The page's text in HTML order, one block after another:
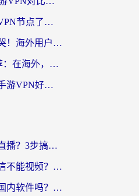
别再苦苦寻找免费VPN节点了，这才是海外访问国内资源的正确姿势
别再被地区限制卡哭！海外用户vpn中国下载全攻略，无缝刷剧办公社交
App Store VPN 推荐：在海外，如何找回那扇回家的“任意门”？
海外党实测：雷神手游VPN好用吗？和闪电VPN对比哪个回国效果更好？附小众工具深度测评
咪咕在海外怎么看直播？3步搞定地域限制，还能畅看腾讯视频与国内热剧
迪拜网络为什么微信不能视频？海外党必看的回国加速全攻略
在国外能正常使用国内软件吗？海外党亲测有效的无缝访问指南